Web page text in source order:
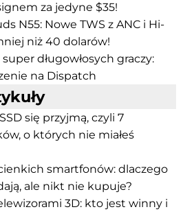
za jedyne $35!
N55: Nowe TWS z ANC i Hi-
niż 40 dolarów!
długowłosych graczy:
na Dispatch
się przyjmą, czyli 7
o których nie miałeś
smartfonów: dlaczego
ale nikt nie kupuje?
3D: kto jest winny i